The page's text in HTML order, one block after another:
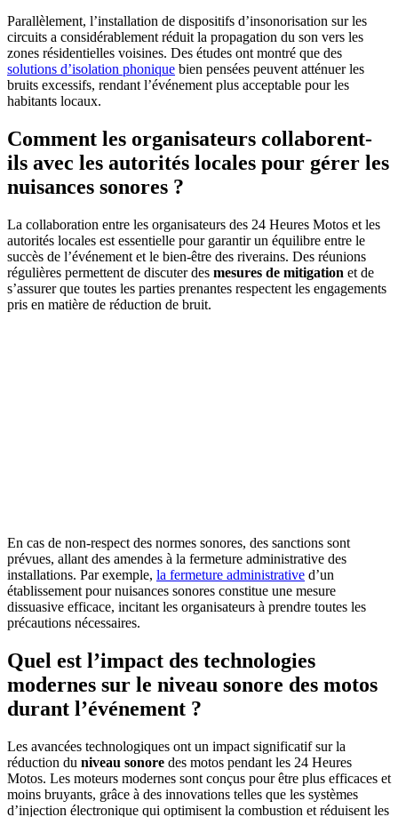
Parallèlement, l’installation de dispositifs d’insonorisation sur les
circuits a considérablement réduit la propagation du son vers les
zones résidentielles voisines. Des études ont montré que des
solutions d’isolation phonique bien pensées peuvent atténuer les
bruits excessifs, rendant l’événement plus acceptable pour les
habitants locaux.
Comment les organisateurs collaborent-
ils avec les autorités locales pour gérer les
nuisances sonores ?
La collaboration entre les organisateurs des 24 Heures Motos et les
autorités locales est essentielle pour garantir un équilibre entre le
succès de l’événement et le bien-être des riverains. Des réunions
régulières permettent de discuter des mesures de mitigation et de
s’assurer que toutes les parties prenantes respectent les engagements
pris en matière de réduction de bruit.
En cas de non-respect des normes sonores, des sanctions sont
prévues, allant des amendes à la fermeture administrative des
installations. Par exemple, la fermeture administrative d’un
établissement pour nuisances sonores constitue une mesure
dissuasive efficace, incitant les organisateurs à prendre toutes les
précautions nécessaires.
Quel est l’impact des technologies
modernes sur le niveau sonore des motos
durant l’événement ?
Les avancées technologiques ont un impact significatif sur la
réduction du niveau sonore des motos pendant les 24 Heures
Motos. Les moteurs modernes sont conçus pour être plus efficaces et
moins bruyants, grâce à des innovations telles que les systèmes
d’injection électronique qui optimisent la combustion et réduisent les